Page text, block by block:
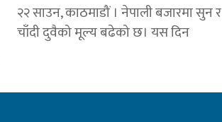
२२ साउन, काठमाडौं । नेपाली बजारमा सुन र
चाँदी दुवैको मूल्य बढेको छ। यस दिन